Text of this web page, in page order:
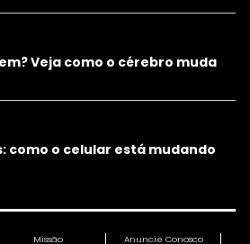
Veja como o cérebro muda
como o celular está mudando
Missão Anuncie Conosco